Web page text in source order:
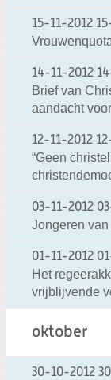
15-11-2012
14-11-2012
Brief van
aandacht
12-11-2012
“Geen
03-11-2012
Jongeren
01-11-2012
Het
vrijblijvende
oktober
30-10-2012